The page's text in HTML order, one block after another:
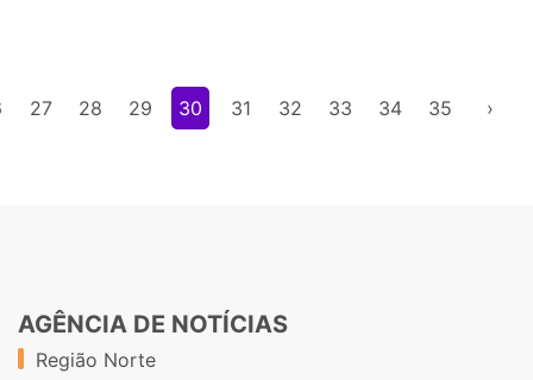
27 28 29 30 31 32 33 34 35 ›
AGÊNCIA DE NOTÍCIAS
Região Norte